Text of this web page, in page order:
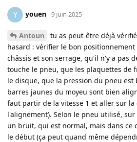
Y youen 9 juin 2025
Antoun
tu as peut-être déjà
hasard : vérifier le bon positionnement
châssis et son serrage, qu'il n'y a pas
touche le pneu, que les plaquettes de
le disque, que la pression du pneu est
barres jaunes du moyeu sont bien
faut partir de la vitesse 1 et aller sur la
l'alignement). Selon le pneu utilisé,
un bruit, qui est normal, mais dans ce
le début (ça peut quand même